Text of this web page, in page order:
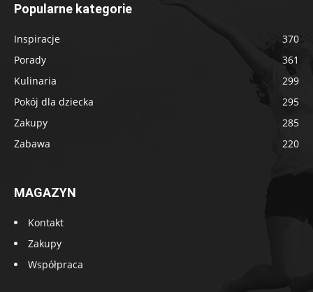
Popularne kategorie
Inspiracje
370
Porady
361
Kulinaria
299
Pokój dla dziecka
295
Zakupy
285
Zabawa
220
MAGAZYN
Kontakt
Zakupy
Współpraca